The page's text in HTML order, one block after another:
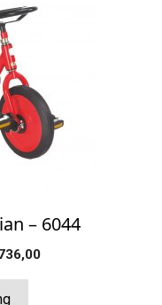
– 6044
Nåværende